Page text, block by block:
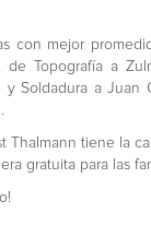
con mejor
Topografía a
Soldadura a Juan
Thalmann tiene la
gratuita para las